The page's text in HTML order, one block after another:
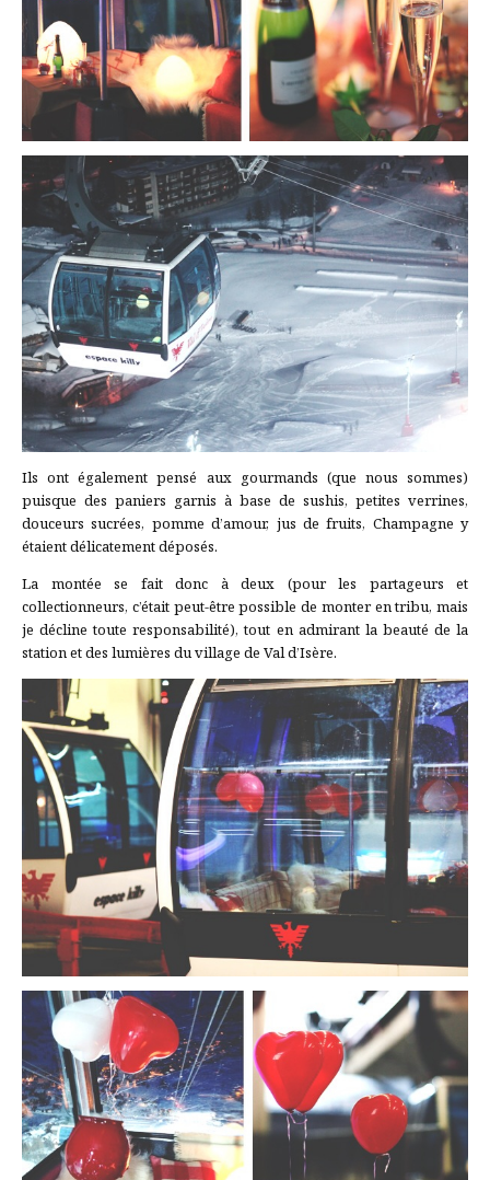
Ils ont également pensé aux gourmands (que nous sommes)
puisque des paniers garnis à base de sushis, petites verrines,
douceurs sucrées, pomme d’amour, jus de fruits, Champagne y
étaient délicatement déposés.
La montée se fait donc à deux (pour les partageurs et
collectionneurs, c’était peut-être possible de monter en tribu, mais
je décline toute responsabilité), tout en admirant la beauté de la
station et des lumières du village de Val d’Isère.